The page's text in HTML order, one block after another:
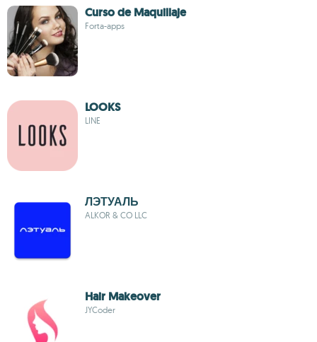
Curso de Maquillaje
Forta-apps
LOOKS
LINE
ЛЭТУАЛЬ
ALKOR & CO LLC
Hair Makeover
JYCoder